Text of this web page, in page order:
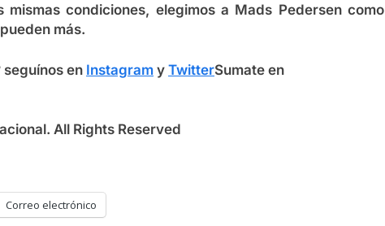
condiciones, elegimos a Mads Pedersencomo
más.
seguínos en Instagram y TwitterSumate en
All Rights Reserved
Correo electrónico